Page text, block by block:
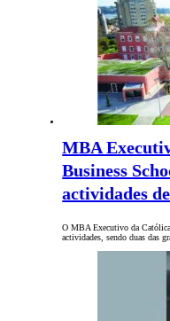
MBA
Business
actividades
O MBA Executivo da
actividades, sendo duas das